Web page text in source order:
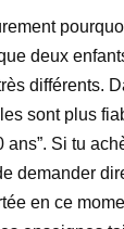
deux
différents.
sont plus
ans”. Si tu
demander
en ce